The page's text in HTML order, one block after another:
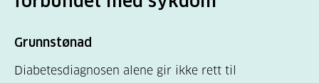
situasjoner hvor man ikke kan sørge for sitt
Grunnstønad
Diabetesdiagnosen alene gir ikke rett til